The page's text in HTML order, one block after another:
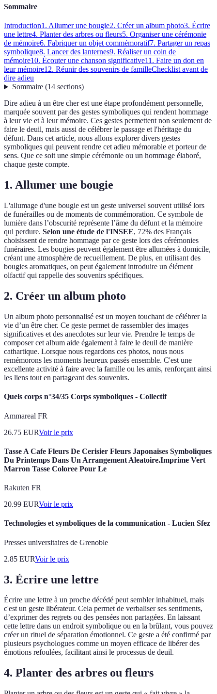
Sommaire
Introduction1. Allumer une bougie2. Créer un album photo3. Écrire
une lettre4. Planter des arbres ou fleurs5. Organiser une cérémonie
de mémoire6. Fabriquer un objet commémoratif7. Partager un repas
symbolique8. Lancer des lanternes9. Réaliser un coin de
mémoire10. Écouter une chanson significative11. Faire un don en
leur mémoire12. Réunir des souvenirs de familleChecklist avant de
dire adieu
Sommaire(14 sections)
Dire adieu à un être cher est une étape profondément personnelle,
marquée souvent par des gestes symboliques qui rendent hommage
à leur vie et à leur mémoire. Ces gestes permettent non seulement de
faire le deuil, mais aussi de célébrer le passage et l'héritage du
défunt. Dans cet article, nous allons explorer divers gestes
symboliques qui peuvent rendre cet adieu mémorable et porteur de
sens. Que ce soit une simple cérémonie ou un hommage élaboré,
chaque geste compte.
1. Allumer une bougie
L'allumage d'une bougie est un geste universel souvent utilisé lors
de funérailles ou de moments de commémoration. Ce symbole de
lumière dans l’obscurité représente l’âme du défunt et la mémoire
qui perdure. Selon une étude de l'INSEE, 72% des Français
choisissent de rendre hommage par ce geste lors des cérémonies
funéraires. Les bougies peuvent également être allumées à domicile,
créant une atmosphère de recueillement. De plus, en utilisant des
bougies aromatiques, on peut également introduire un élément
olfactif qui rappelle des souvenirs spécifiques.
2. Créer un album photo
Un album photo personnalisé est un moyen touchant de célébrer la
vie d’un être cher. Ce geste permet de rassembler des images
significatives et des anecdotes sur leur vie. Prendre le temps de
composer cet album aide également à faire le deuil de manière
cathartique. Lorsque nous regardons ces photos, nous nous
remémorons les moments heureux passés ensemble. C'est une
excellente activité à faire avec la famille ou les amis, renforçant ainsi
les liens tout en partageant des souvenirs.
Quels corps n°34/35 Corps symboliques - Collectif
Ammareal FR
26.75 EURVoir le prix
Tasse A Cafe Fleurs De Cerisier Fleurs Japonaises Symboliques
Du Printemps Dans Un Arrangement Aleatoire.Imprime Vert
Marron Tasse Coloree Pour Le
Rakuten FR
20.99 EURVoir le prix
Technologies et symboliques de la communication - Lucien Sfez
Presses universitaires de Grenoble
2.85 EURVoir le prix
3. Écrire une lettre
Écrire une lettre à un proche décédé peut sembler inhabituel, mais
c'est un geste libérateur. Cela permet de verbaliser ses sentiments,
d’exprimer des regrets ou des pensées non partagées. En laissant
cette lettre dans un endroit symbolique ou en la brûlant, vous pouvez
créer un rituel de séparation émotionnel. Ce geste a été confirmé par
plusieurs psychologues comme un moyen efficace de libérer des
émotions refoulées, facilitant ainsi le processus de deuil.
4. Planter des arbres ou fleurs